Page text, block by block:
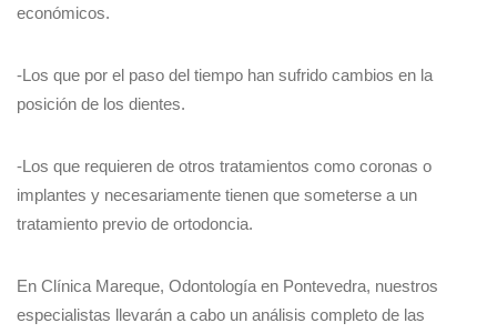
económicos.
-Los que por el paso del tiempo han sufrido cambios en la
posición de los dientes.
-Los que requieren de otros tratamientos como coronas o
implantes y necesariamente tienen que someterse a un
tratamiento previo de ortodoncia.
En Clínica Mareque, Odontología en Pontevedra, nuestros
especialistas llevarán a cabo un análisis completo de las